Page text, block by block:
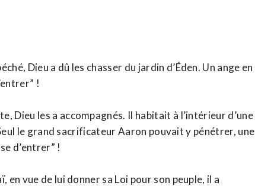
Dieu a dû les chasser du jardin d’Éden. Un ange en
!
Dieu les a accompagnés. Il habitait à l’intérieur d’une
le grand sacrificateur Aaron pouvait y pénétrer, une
d’entrer” !
vue de lui donner sa Loi pour son peuple, il a